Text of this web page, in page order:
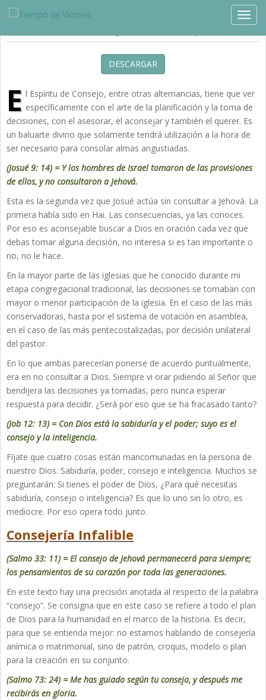
Estudios »
DESCARGAR
E l Espíritu de Consejo, entre otras alternancias, tiene que ver
específicamente con el arte de la planificación y la toma de
decisiones, con el asesorar, el aconsejar y también el querer. Es
un baluarte divino que solamente tendrá utilización a la hora de
ser necesario para consolar almas angustiadas.
(Josué 9: 14) = Y los hombres de Israel tomaron de las provisiones
de ellos, y no consultaron a Jehová.
Esta es la segunda vez que Josué actúa sin consultar a Jehová. La
primera había sido en Hai. Las consecuencias, ya las conoces.
Por eso es aconsejable buscar a Dios en oración cada vez que
debas tomar alguna decisión, no interesa si es tan importante o
no, no le hace.
En la mayor parte de las iglesias que he conocido durante mi
etapa congregacional tradicional, las decisiones se tomaban con
mayor o menor participación de la iglesia. En el caso de las más
conservadoras, hasta por el sistema de votación en asamblea,
en el caso de las más pentecostalizadas, por decisión unilateral
del pastor.
En lo que ambas parecerían ponerse de acuerdo puntualmente,
era en no consultar a Dios. Siempre vi orar pidiendo al Señor que
bendijera las decisiones ya tomadas, pero nunca esperar
respuesta para decidir. ¿Será por eso que se ha fracasado tanto?
(Job 12: 13) = Con Dios está la sabiduría y el poder; suyo es el
consejo y la inteligencia.
Fíjate que cuatro cosas están mancomunadas en la persona de
nuestro Dios. Sabiduría, poder, consejo e inteligencia. Muchos se
preguntarán: Si tienes el poder de Dios, ¿Para qué necesitas
sabiduría, consejo o inteligencia? Es que lo uno sin lo otro, es
mediocre. Por eso opera todo junto.
Consejería Infalible
(Salmo 33: 11) = El consejo de Jehová permanecerá para siempre;
los pensamientos de su corazón por toda las generaciones.
En este texto hay una precisión anotada al respecto de la palabra
“consejo”. Se consigna que en este caso se refiere a todo el plan
de Dios para la humanidad en el marco de la historia. Es decir,
para que se entienda mejor: no estamos hablando de consejería
anímica o matrimonial, sino de patrón, croquis, modelo o plan
para la creación en su conjunto.
(Salmo 73: 24) = Me has guiado según tu consejo, y después me
recibirás en gloria.